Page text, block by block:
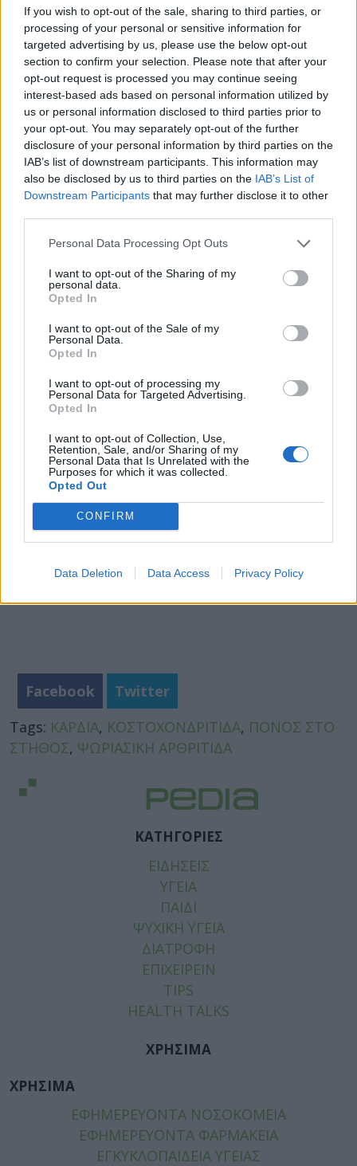
If you wish to opt-out of the sale, sharing to third parties, or
processing of your personal or sensitive information for
targeted advertising by us, please use the below opt-out
section to confirm your selection. Please note that after your
opt-out request is processed you may continue seeing
interest-based ads based on personal information utilized by
us or personal information disclosed to third parties prior to
your opt-out. You may separately opt-out of the further
disclosure of your personal information by third parties on the
IAB’s list of downstream participants. This information may
also be disclosed by us to third parties on the IAB’s List of
Downstream Participants that may further disclose it to other
Personal Data Processing Opt Outs
I want to opt-out of the Sharing of my
personal data.
Opted In
I want to opt-out of the Sale of my
Personal Data.
Opted In
I want to opt-out of processing my
Personal Data for Targeted Advertising.
Opted In
I want to opt-out of Collection, Use,
Retention, Sale, and/or Sharing of my
Personal Data that Is Unrelated with the
Purposes for which it was collected.
Opted Out
CONFIRM
Data Deletion Data Access Privacy Policy
εξηγεί ο δρ. Kreitenberg.“Ως εκ τούτου, ο κλασικός
πόνος στο στήθος που σχετίζεται με ένα έμφραγμα
θα πρέπει να παρακολουθείται στενά”, πρόσθεσε ο
ίδιος.
Πηγή: https://www.everydayhealth.com
φωτό: iStock
ΔΙΑΒΑΣΤΕ ΕΠΙΣΗΣ
στήθος – Τι νιώθει το 60% των ασθενών
Πόνος στο στήθος «από αυξημένο άγχος»: Τι
πρέπει να ξέρετε – Πότε οφείλεται στην
καρδιά
Ρευματοειδής αρθρίτιδα: Αν νιώσεις αυτά
μπορεί να είσαι ήδη στα πρώτα στάδια
Αρθρίτιδα: Τι να τρώτε και τι όχι για να
φλεγμονή
Facebook
Twitter
Tags: ΚΑΡΔΙΑ, ΚΟΣΤΟΧΟΝΔΡΙΤΙΔΑ, ΠΟΝΟΣ ΣΤΟ
ΣΤΗΘΟΣ, ΨΩΡΙΑΣΙΚΗ ΑΡΘΡΙΤΙΔΑ
ΚΑΤΗΓΟΡΙΕΣ
ΕΙΔΗΣΕΙΣ
ΥΓΕΙΑ
ΠΑΙΔΙ
ΨΥΧΙΚΗ ΥΓΕΙΑ
ΔΙΑΤΡΟΦΗ
ΕΠΙΧΕΙΡΕΙΝ
TIPS
HEALTH TALKS
ΧΡΗΣΙΜΑ
ΧΡΗΣΙΜΑ
ΕΦΗΜΕΡΕΥΟΝΤΑ ΝΟΣΟΚΟΜΕΙΑ
ΕΦΗΜΕΡΕΥΟΝΤΑ ΦΑΡΜΑΚΕΙΑ
ΕΓΚΥΚΛΟΠΑΙΔΕΙΑ ΥΓΕΙΑΣ